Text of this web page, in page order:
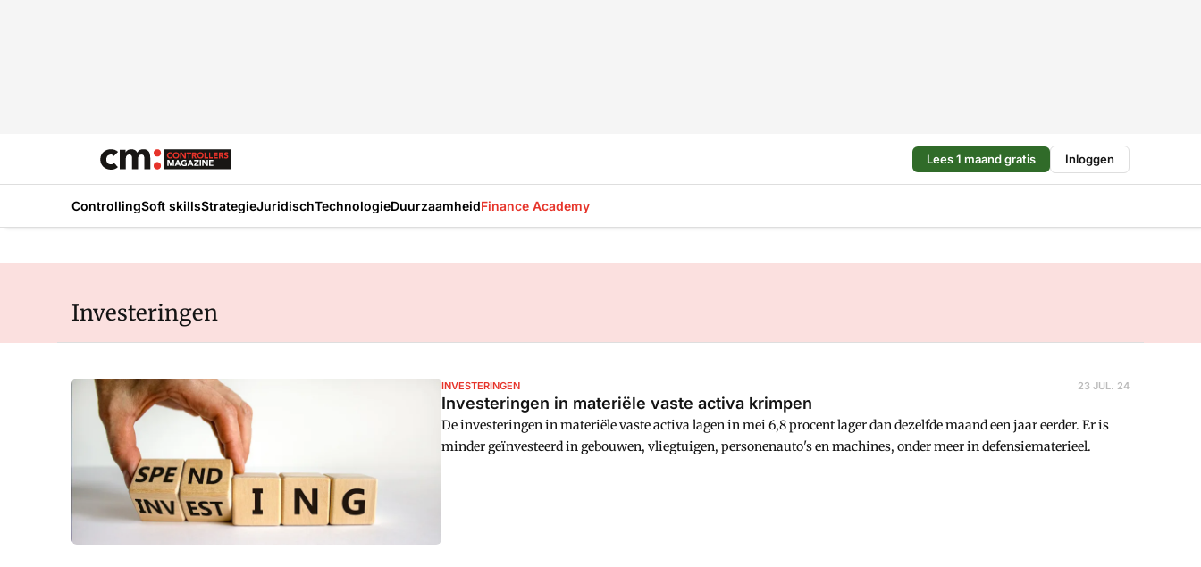
Lees 1 maand gratis Inloggen
ControllingSoft skillsStrategieJuridischTechnologieDuurzaamheidFinance Academy
Investeringen
INVESTERINGEN 23 JUL. 24
Investeringen in materiële vaste activa krimpen
De investeringen in materiële vaste activa lagen in mei 6,8 procent lager dan dezelfde maand een jaar eerder. Er is
minder geïnvesteerd in gebouwen, vliegtuigen, personenauto's en machines, onder meer in defensiematerieel.